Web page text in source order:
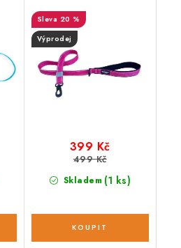
20 %
Výprodej
Skladem (1 ks)
399 Kč
499 Kč